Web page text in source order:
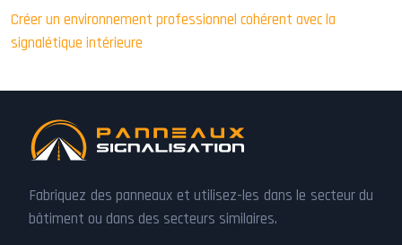
Créer un environnement professionnel cohérent avec la
signalétique intérieure
Fabriquez des panneaux et utilisez-les dans le secteur du
bâtiment ou dans des secteurs similaires.